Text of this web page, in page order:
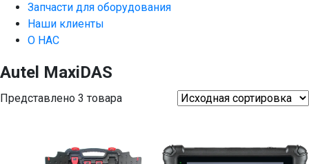
Запчасти для оборудования
Наши клиенты
О НАС
Autel MaxiDAS
Представлено 3 товара